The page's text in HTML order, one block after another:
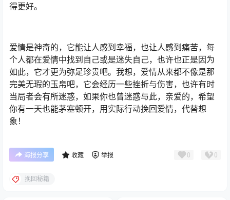
得更好。
爱情是神奇的，它能让人感到幸福，也让人感到痛苦，每
个人都在爱情中找到自己或是迷失自己，也许也正是因为
如此，它才更为弥足珍贵吧。我想，爱情从来都不像是那
完美无瑕的玉帛吧，它会经历一些挫折与伤害，也许有时
当局者会有所迷惑，如果你也曾迷惑与此，亲爱的，希望
你有一天也能茅塞顿开，用实际行动挽回爱情，代替想
象！
海报分享 收藏 举报 0 0
挽回秘籍